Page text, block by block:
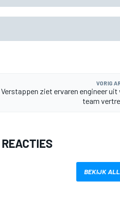
VORIG
Verstappen ziet ervaren engineer
team
BEKIJK